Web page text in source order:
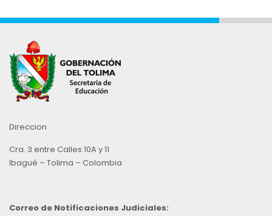
Direccion
Cra. 3 entre Calles 10A y 11
Ibagué – Tolima – Colombia
Correo de Notificaciones Judiciales: